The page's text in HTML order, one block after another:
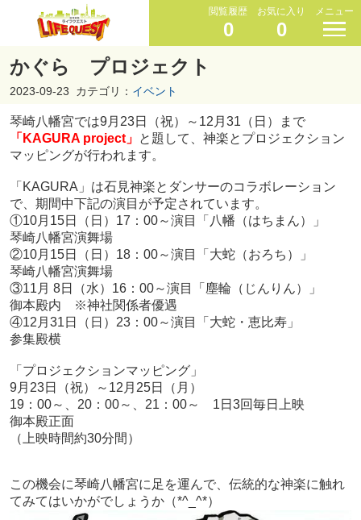
閲覧履歴
0
お気に入り
0
メニュー
かぐら プロジェクト
2023-09-23 カテゴリ： イベント
琴崎八幡宮では9月23日（祝）～12月31（日）まで
「KAGURA project」 と題して、神楽とプロジェクション
マッピングが行われます。
「KAGURA」は石見神楽とダンサーのコラボレーション
で、期間中下記の演目が予定されています。
①10月15日（日）17：00～演目「八幡（はちまん）」
琴崎八幡宮演舞場
②10月15日（日）18：00～演目「大蛇（おろち）」
琴崎八幡宮演舞場
③11月 8日（水） 16：00～演目「塵輪（じんりん）」
御本殿内 ※神社関係者優遇
④12月31日（日）23：00～演目「大蛇・恵比寿」
参集殿横
「プロジェクションマッピング」
9月23日（祝）～12月25日（月）
19：00～、20：00～、21：00～ 1日3回毎日上映
御本殿正面
（上映時間約30分間）
この機会に琴崎八幡宮に足を運んで、伝統的な神楽に触れ
てみてはいかがでしょうか（*^_^*）